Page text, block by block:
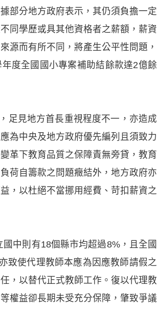
部分地方政府表示，其仍須負擔一定
同學歷或具其他資格者之薪額，薪資
源而有所不同，將產生公平性問題，
度全國國小專案補助結餘款達2億餘
足見地方首長重視程度不一，亦造成
為中央及地方政府優先編列且須致力
革下教育品質之保障責無旁貸，教育
荷自籌款之問題癥結外，地方政府亦
，以杜絕不當挪用經費、苛扣薪資之
中則有18個縣市均超過8%，且全國
致使代理教師本應為因應教師請假之
，以替代正式教師工作。復以代理教
權益卻長期未受充分保障，肇致爭議